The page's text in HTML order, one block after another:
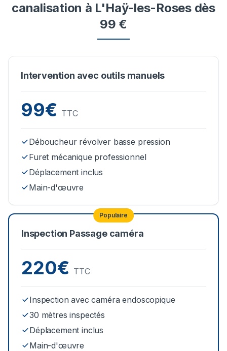
canalisation à L'Haÿ-les-Roses dès
99 €
Intervention avec outils manuels
99€ TTC
Déboucheur révolver basse pression
Furet mécanique professionnel
Déplacement inclus
Main-d'œuvre
Populaire
Inspection Passage caméra
220€ TTC
Inspection avec caméra endoscopique
30 mètres inspectés
Déplacement inclus
Main-d'œuvre